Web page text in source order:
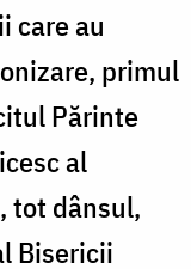
care au
primul
Părinte
al
tot dânsul,
Bisericii